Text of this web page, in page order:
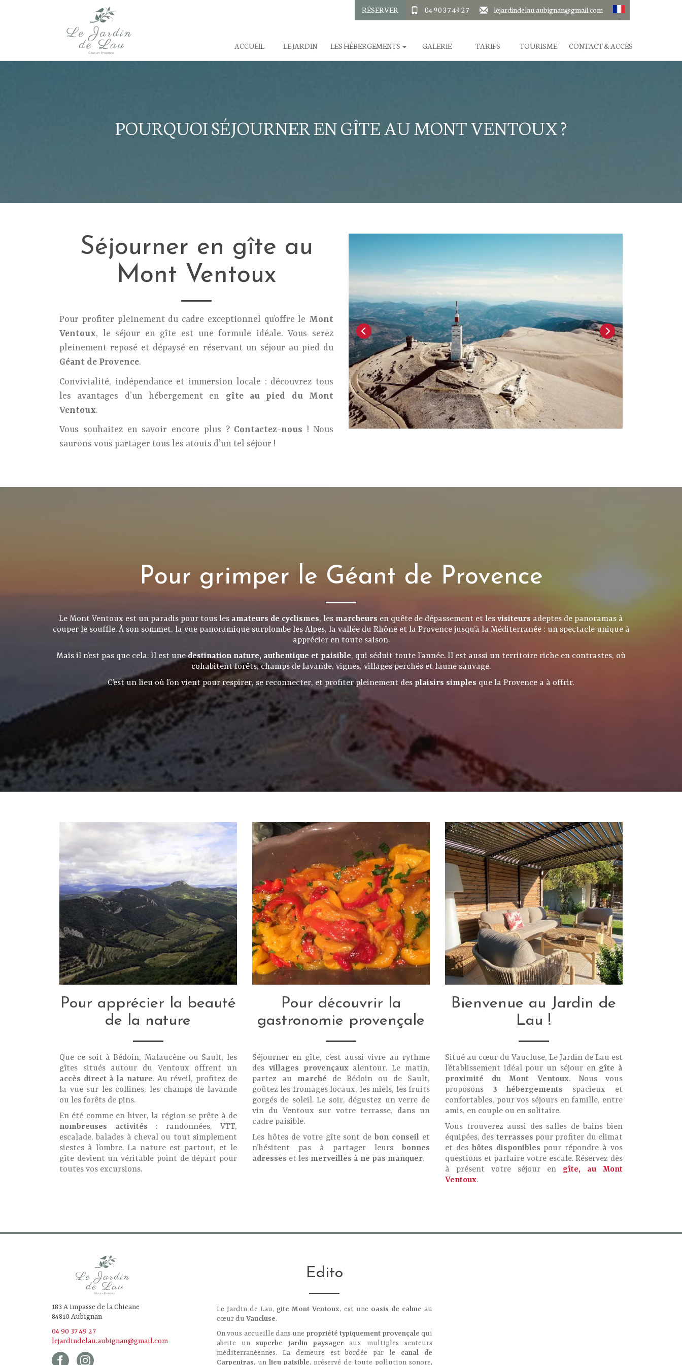
RÉSERVER 04 90 37 49 27 lejardindelau.aubignan@gmail.com
ACCUEIL LE JARDIN LES HÉBERGEMENTS GALERIE TARIFS TOURISME CONTACT & ACCÈS
POURQUOI SÉJOURNER EN GÎTE AU MONT VENTOUX ?
Séjourner en gîte au
Mont Ventoux
Pour profiter pleinement du cadre exceptionnel qu’offre le Mont
Ventoux, le séjour en gîte est une formule idéale. Vous serez
pleinement reposé et dépaysé en réservant un séjour au pied du
Géant de Provence.
Convivialité, indépendance et immersion locale : découvrez tous
les avantages d’un hébergement en gîte au pied du Mont
Ventoux.
Vous souhaitez en savoir encore plus ? Contactez-nous ! Nous
saurons vous partager tous les atouts d’un tel séjour !
Pour grimper le Géant de Provence
Le Mont Ventoux est un paradis pour tous les amateurs de cyclismes, les marcheurs en quête de dépassement et les visiteurs adeptes de panoramas à
couper le souffle. À son sommet, la vue panoramique surplombe les Alpes, la vallée du Rhône et la Provence jusqu’à la Méditerranée : un spectacle unique à
apprécier en toute saison.
Mais il n’est pas que cela. Il est unedestination nature, authentique et paisible, qui séduit toute l’année. Il est aussi un territoire riche en contrastes, où
cohabitent forêts, champs de lavande, vignes, villages perchés et faune sauvage.
C’est un lieu où l’on vient pour respirer, se reconnecter, et profiter pleinement des plaisirs simples que la Provence a à offrir.
Pour apprécier la beauté
de la nature
Que ce soit à Bédoin, Malaucène ou Sault, les
gîtes situés autour du Ventoux offrent un
accès direct à la nature. Au réveil, profitez de
la vue sur les collines, les champs de lavande
ou les forêts de pins.
En été comme en hiver, la région se prête à de
nombreuses activités : randonnées, VTT,
escalade, balades à cheval ou tout simplement
siestes à l’ombre. La nature est partout, et le
gîte devient un véritable point de départ pour
toutes vos excursions.
Pour découvrir la
gastronomie provençale
Séjourner en gîte, c’est aussi vivre au rythme
des villages provençauxalentour. Le matin,
partez au marché de Bédoin ou de Sault,
goûtez les fromages locaux, les miels, les fruits
gorgés de soleil. Le soir, dégustez un verre de
vin du Ventoux sur votre terrasse, dans un
cadre paisible.
Les hôtes de votre gîte sont debon conseil et
n’hésitent pas à partager leurs bonnes
adresses et les merveilles à ne pas manquer.
Bienvenue au Jardin de
Lau !
Situé au cœur du Vaucluse, Le Jardin de Lau est
l’établissement idéal pour un séjour en gîte à
proximité du Mont Ventoux. Nous vous
proposons 3 hébergements spacieux et
confortables, pour vos séjours en famille, entre
amis, en couple ou en solitaire.
Vous trouverez aussi des salles de bains bien
équipées, des terrasses pour profiter du climat
et des hôtes disponibles pour répondre à vos
questions et parfaire votre escale. Réservez dès
à présent votre séjour en gîte, au Mont
Ventoux.
183 A impasse de la Chicane
84810 Aubignan
04 90 37 49 27
lejardindelau.aubignan@gmail.com
Edito
Le Jardin de Lau, gite Mont Ventoux, est une oasis de calme au
cœur du Vaucluse.
On vous accueille dans une propriété typiquement provençale qui
abrite un superbe jardin paysager aux multiples senteurs
méditerranéennes. La demeure est bordée par le canal de
Carpentras, un lieu paisible, préservé de toute pollution sonore,